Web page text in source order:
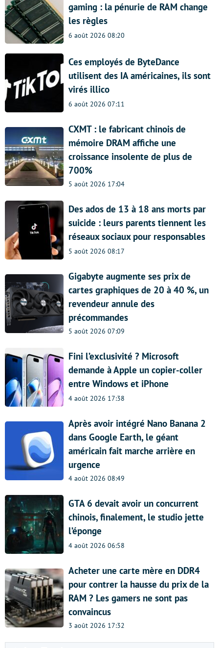
gaming : la pénurie de RAM change
les règles
6 août 2026 08:20
Ces employés de ByteDance
utilisent des IA américaines, ils sont
virés illico
6 août 2026 07:11
CXMT : le fabricant chinois de
mémoire DRAM affiche une
croissance insolente de plus de
700%
5 août 2026 17:04
Des ados de 13 à 18 ans morts par
suicide : leurs parents tiennent les
réseaux sociaux pour responsables
5 août 2026 08:17
Gigabyte augmente ses prix de
cartes graphiques de 20 à 40 %, un
revendeur annule des
précommandes
5 août 2026 07:09
Fini l’exclusivité ? Microsoft
demande à Apple un copier-coller
entre Windows et iPhone
4 août 2026 17:38
Après avoir intégré Nano Banana 2
dans Google Earth, le géant
américain fait marche arrière en
urgence
4 août 2026 08:49
GTA 6 devait avoir un concurrent
chinois, finalement, le studio jette
l’éponge
4 août 2026 06:58
Acheter une carte mère en DDR4
pour contrer la hausse du prix de la
RAM ? Les gamers ne sont pas
convaincus
3 août 2026 17:32